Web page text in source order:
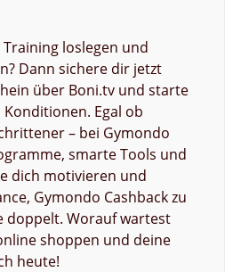
loslegen und
Dann sichere dir jetzt
über Boni.tv und starte
Egal ob
– bei Gymondo
smarte Tools und
dich motivieren und
Gymondo Cashback zu
Worauf wartest
shoppen und deine
heute!